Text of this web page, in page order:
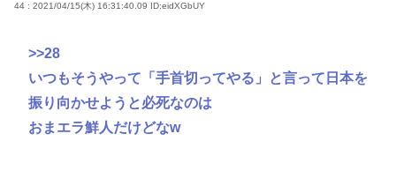
44 : 2021/04/15(木) 16:31:40.09 ID:eidXGbUY
>>28
いつもそうやって「手首切ってやる」と言って日本を
振り向かせようと必死なのは
おまエラ鮮人だけどなw